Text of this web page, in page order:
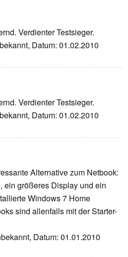
Verdienter Testsieger.
Datum: 01.02.2010
Verdienter Testsieger.
Datum: 01.02.2010
Alternative zum Netbook:
ein größeres Display und ein
Windows 7 Home
sind allenfalls mit der Starter-
Datum: 01.01.2010